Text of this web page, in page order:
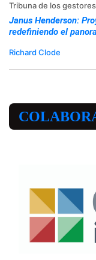
Tribuna de los
Janus Henderson:
redefiniendo el
Richard Clode